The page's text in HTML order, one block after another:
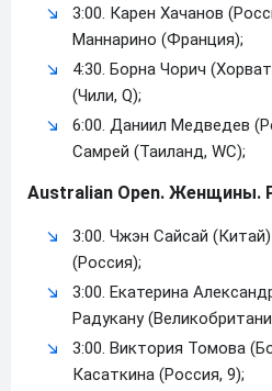
3:00. Карен Хачанов
Маннарино (Франция);
4:30. Борна Чорич
(Чили, Q);
6:00. Даниил Медведев
Самрей (Таиланд, WC);
Australian Open. Женщины.
3:00. Чжэн Сайсай
(Россия);
3:00. Екатерина
Радукану
3:00. Виктория Томова
Касаткина (Россия, 9);